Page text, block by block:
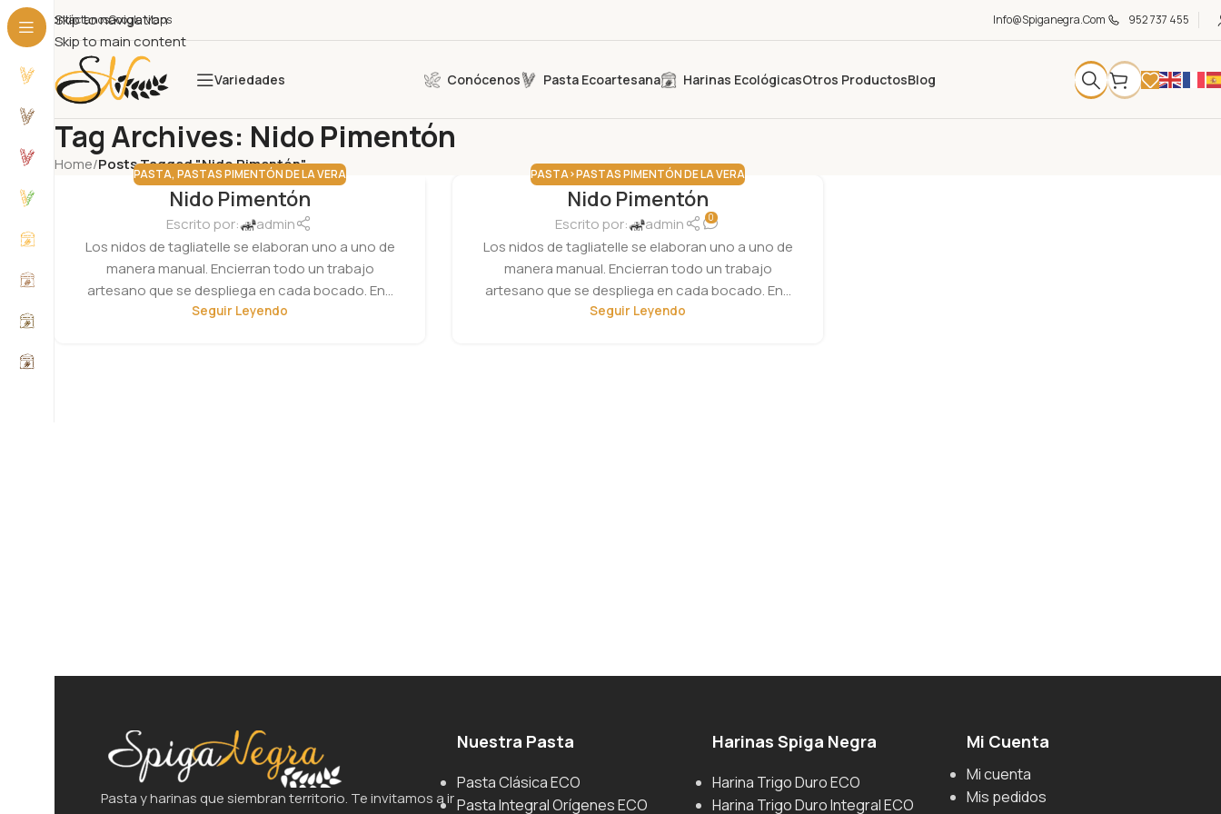
Skip to navigation
Skip to main content
ContáctanosGoogle Maps Info@spiganegra.com 952 737 455
Variedades Conócenos Pasta Ecoartesana Harinas EcológicasOtros ProductosBlog
Tag Archives: Nido Pimentón
Home/Posts Tagged "Nido Pimentón"
PASTA, PASTAS PIMENTÓN DE LA VERA
Nido Pimentón
Escrito por:
admin
Los nidos de tagliatelle se elaboran uno a uno de
manera manual. Encierran todo un trabajo
artesano que se despliega en cada bocado. En...
Seguir Leyendo
PASTA>PASTAS PIMENTÓN DE LA VERA
Nido Pimentón
Escrito por: admin 0
Los nidos de tagliatelle se elaboran uno a uno de
manera manual. Encierran todo un trabajo
artesano que se despliega en cada bocado. En...
Seguir Leyendo
Pasta y harinas que siembran territorio. Te invitamos a ir
Nuestra Pasta
Pasta Clásica ECO
Pasta Integral Orígenes ECO
Harinas Spiga Negra
Harina Trigo Duro ECO
Harina Trigo Duro Integral ECO
Mi Cuenta
Mi cuenta
Mis pedidos